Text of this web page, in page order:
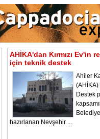
AHİKA'dan Kırmızı Ev'in
için teknik destek
Ahiler
Destek
hazırlanan Nevşehir ...